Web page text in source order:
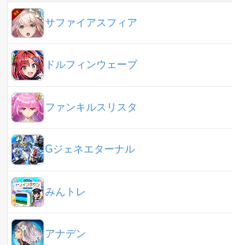
サファイアスフィア
ドルフィンウェーブ
ファンキルスリスタ
Gジェネエターナル
みんトレ
アナデン